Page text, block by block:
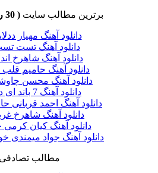
برترین مطالب سایت( 30 روز گذشته )
دانلود آهنگ مهیار
دانلود آهنگ تست
دانلود آهنگ شاهرخ
دانلود آهنگ حامیم
دانلود آهنگ محسن
دانلود آهنگ 7 باند ای داد
دانلود آهنگ احمد قربانی
دانلود آهنگ شاهرخ
دانلود آهنگ کیان
دانلود آهنگ جواد میمندی
مطالب تصادفی